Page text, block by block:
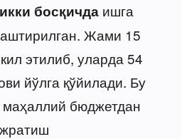
икки босқичда ишга
Жами 15
этилиб, уларда 54
йўлга қўйилади. Бу
бюджетдан